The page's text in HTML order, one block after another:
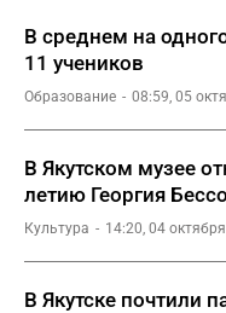
В среднем на
11 учеников
Образование 08:59, 05
В Якутском музее
летию Георгия
Культура 14:20, 04
В Якутске почтили